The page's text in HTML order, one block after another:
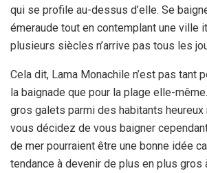
qui se profile au-dessus d’elle. Se
émeraude tout en contemplant une ville
plusieurs siècles n’arrive pas tous les
Cela dit, Lama Monachile n’est pas tant
la baignade que pour la plage elle-
gros galets parmi des habitants heureux
vous décidez de vous baigner
de mer pourraient être une bonne idée
tendance à devenir de plus en plus gros